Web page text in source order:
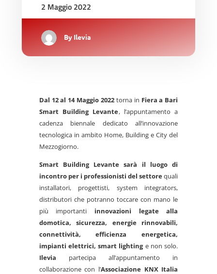
2 Maggio 2022
By Ilevia
Dal 12 al 14 Maggio 2022 torna in Fiera a Bari
Smart Building Levante, l’appuntamento a
cadenza biennale dedicato all’innovazione
tecnologica in ambito Home, Building e City del
Mezzogiorno.
Smart Building Levante sarà il luogo di
incontro per i professionisti del settorequali
installatori, progettisti, system integrators,
distributori che potranno toccare con mano le
più importanti innovazioni legate alla
domotica, sicurezza, energie rinnovabili,
connettività, efficienza energetica,
impianti elettrici, smart lightinge non solo.
Ilevia partecipa all’appuntamento in
collaborazione con l’Associazione KNX Italia